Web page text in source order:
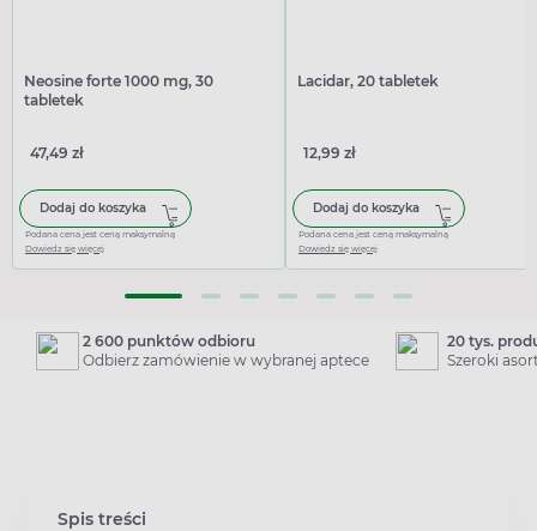
Neosine forte 1000 mg, 30
tabletek
47,49 zł
Dodaj do koszyka
Podana cena jest ceną maksymalną
Dowiedz się więcej
Lacidar, 20 tabletek
12,99 zł
Dodaj do koszyka
Podana cena jest ceną maksymalną
Dowiedz się więcej
2 600 punktów odbioru
Odbierz zamówienie w wybranej aptece
20 tys.
Szeroki
Spis treści